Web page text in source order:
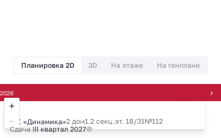
Планировка 2D 3D На этаже На генплане
ЖК «Динамика»2 дом1.2 секц.эт. 18/31№112
СдачаIII квартал 2027